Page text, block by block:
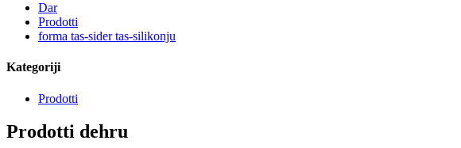
Dar
Prodotti
forma tas-sider tas-silikonju
Kategoriji
Prodotti
Prodotti dehru